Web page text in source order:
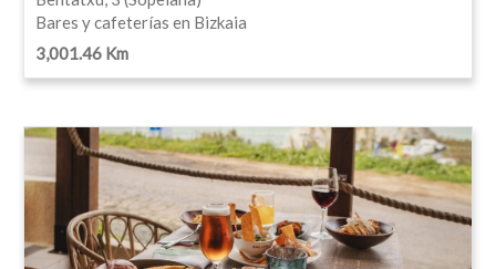
Bares y cafeterías en Bizkaia
3,001.46 Km